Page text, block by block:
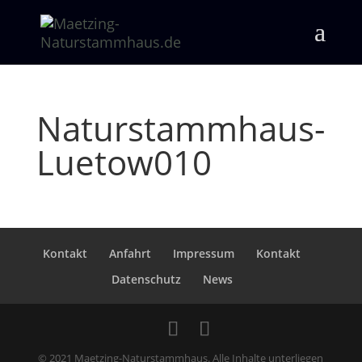
Naturstammhaus-
Luetow010
Kontakt Anfahrt Impressum
Kontakt
Datenschutz
News
© 2021 Maetzing-Naturstammhaus. Alle Inhalte unterliegen